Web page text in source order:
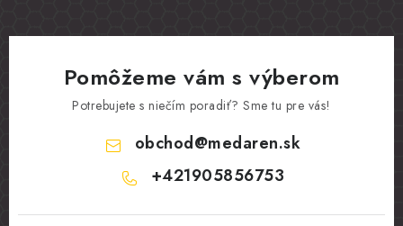
Pomôžeme vám s výberom
Potrebujete s niečím poradiť? Sme tu pre vás!
obchod@medaren.sk
+421905856753